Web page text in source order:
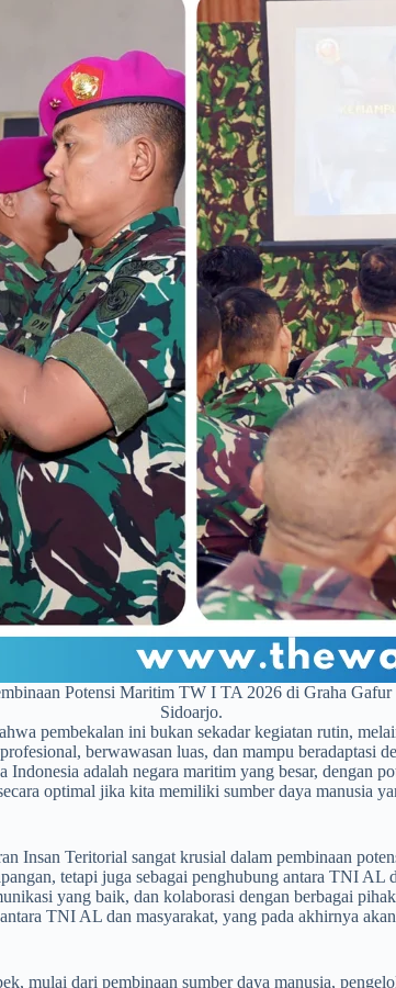
Potensi Maritim TW I TA 2026 di Graha
Sidoarjo.
pembekalan ini bukan sekadar kegiatan rutin,
berwawasan luas, dan mampu beradaptasi
adalah negara maritim yang besar, dengan
optimal jika kita memiliki sumber daya manusia
Insan Teritorial sangat krusial dalam pembinaan
tetapi juga sebagai penghubung antara TNI AL
yang baik, dan kolaborasi dengan berbagai
TNI AL dan masyarakat, yang pada akhirnya
mulai dari pembinaan sumber daya manusia,